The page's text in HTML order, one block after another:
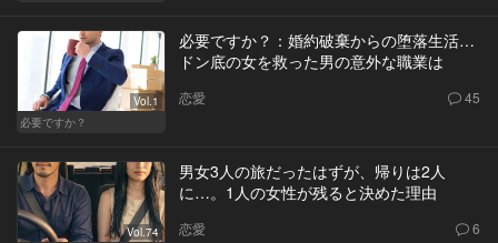
Vol.1
必要ですか？
必要ですか？：婚約破棄からの堕落生活…
ドン底の女を救った男の意外な職業は
恋愛 45
Vol.74
男女3人の旅だったはずが、帰りは2人
に…。1人の女性が残ると決めた理由
恋愛 6